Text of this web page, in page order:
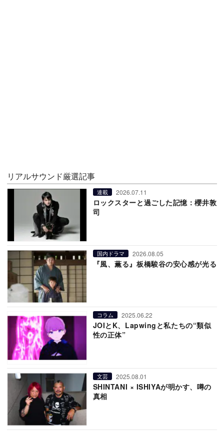
リアルサウンド厳選記事
連載 2026.07.11
ロックスターと過ごした記憶：櫻井敦
司
国内ドラマ 2026.08.05
『風、薫る』板橋駿谷の安心感が光る
コラム 2025.06.22
JOIとK、Lapwingと私たちの“類似
性の正体”
文芸 2025.08.01
SHINTANI × ISHIYAが明かす、噂の
真相